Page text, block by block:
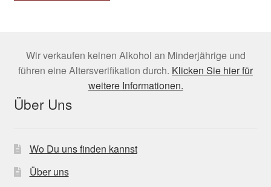
Wir verkaufen keinen Alkohol an Minderjährige und
führen eine Altersverifikation durch. Klicken Sie hier für
weitere Informationen.
Über Uns
Wo Du uns finden kannst
Über uns